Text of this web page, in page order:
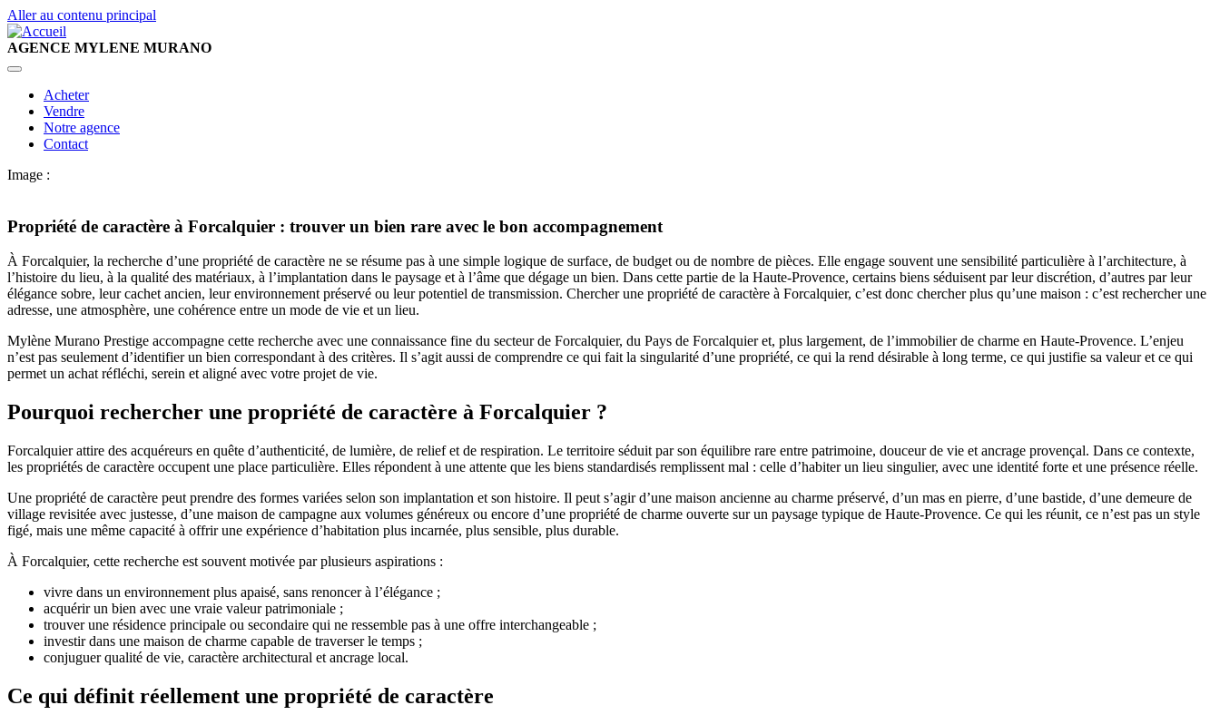
Aller au contenu principal
AGENCE MYLENE MURANO
Main
navigation
Acheter
Vendre
Notre agence
Contact
Image :
Propriété de caractère à Forcalquier : trouver un bien rare avec le bon accompagnement
À Forcalquier, la recherche d’une propriété de caractère ne se résume pas à une simple logique de surface, de budget ou de nombre de pièces. Elle engage souvent une sensibilité particulière à l’architecture, à
l’histoire du lieu, à la qualité des matériaux, à l’implantation dans le paysage et à l’âme que dégage un bien. Dans cette partie de la Haute-Provence, certains biens séduisent par leur discrétion, d’autres par leur
élégance sobre, leur cachet ancien, leur environnement préservé ou leur potentiel de transmission. Chercher une propriété de caractère à Forcalquier, c’est donc chercher plus qu’une maison : c’est rechercher une
adresse, une atmosphère, une cohérence entre un mode de vie et un lieu.
Mylène Murano Prestige accompagne cette recherche avec une connaissance fine du secteur de Forcalquier, du Pays de Forcalquier et, plus largement, de l’immobilier de charme en Haute-Provence. L’enjeu
n’est pas seulement d’identifier un bien correspondant à des critères. Il s’agit aussi de comprendre ce qui fait la singularité d’une propriété, ce qui la rend désirable à long terme, ce qui justifie sa valeur et ce qui
permet un achat réfléchi, serein et aligné avec votre projet de vie.
Pourquoi rechercher une propriété de caractère à Forcalquier ?
Forcalquier attire des acquéreurs en quête d’authenticité, de lumière, de relief et de respiration. Le territoire séduit par son équilibre rare entre patrimoine, douceur de vie et ancrage provençal. Dans ce contexte,
les propriétés de caractère occupent une place particulière. Elles répondent à une attente que les biens standardisés remplissent mal : celle d’habiter un lieu singulier, avec une identité forte et une présence réelle.
Une propriété de caractère peut prendre des formes variées selon son implantation et son histoire. Il peut s’agir d’une maison ancienne au charme préservé, d’un mas en pierre, d’une bastide, d’une demeure de
village revisitée avec justesse, d’une maison de campagne aux volumes généreux ou encore d’une propriété de charme ouverte sur un paysage typique de Haute-Provence. Ce qui les réunit, ce n’est pas un style
figé, mais une même capacité à offrir une expérience d’habitation plus incarnée, plus sensible, plus durable.
À Forcalquier, cette recherche est souvent motivée par plusieurs aspirations :
vivre dans un environnement plus apaisé, sans renoncer à l’élégance ;
acquérir un bien avec une vraie valeur patrimoniale ;
trouver une résidence principale ou secondaire qui ne ressemble pas à une offre interchangeable ;
investir dans une maison de charme capable de traverser le temps ;
conjuguer qualité de vie, caractère architectural et ancrage local.
Ce qui définit réellement une propriété de caractère